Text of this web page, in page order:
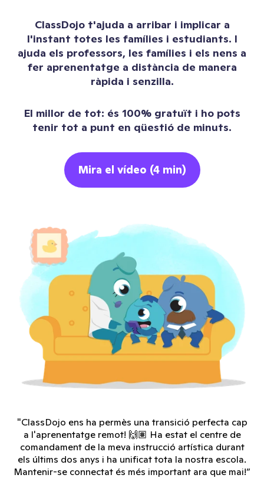
ClassDojo t'ajuda a arribar i implicar a
l'instant totes les famílies i estudiants. I
ajuda els professors, les famílies i els nens a
fer aprenentatge a distància de manera
ràpida i senzilla.
El millor de tot: és 100% gratuït i ho pots
tenir tot a punt en qüestió de minuts.
Mira el vídeo (4 min)
"ClassDojo ens ha permès una transició perfecta cap
a l'aprenentatge remot! 🙌🏽 Ha estat el centre de
comandament de la meva instrucció artística durant
els últims dos anys i ha unificat tota la nostra escola.
Mantenir-se connectat és més important ara que mai!”